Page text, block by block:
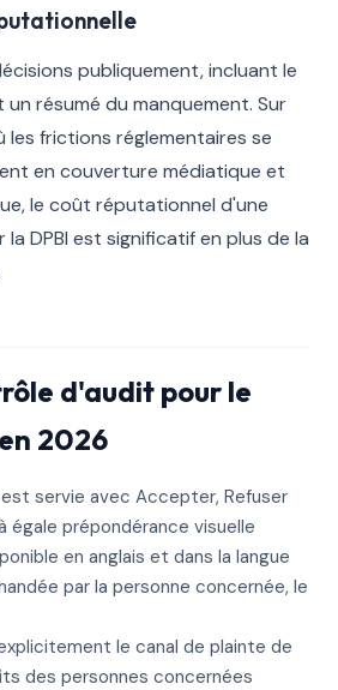
publiquement, incluant le
résumé du manquement. Sur
les frictions réglementaires se
en couverture médiatique et
le coût réputationnel d'une
DPBI est significatif en plus de la
d'audit pour le
2026
est servie avec Accepter, Refuser
égale prépondérance visuelle
en anglais et dans la langue
par la personne concernée, le
le canal de plainte de
des personnes concernées